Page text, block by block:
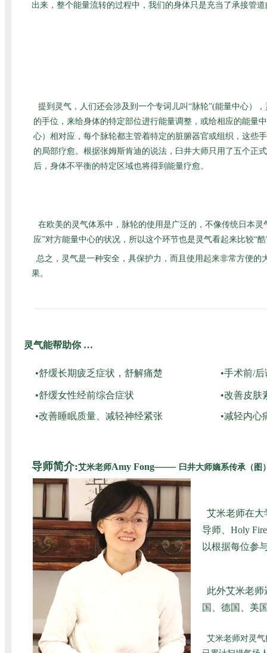
出来，整个能量流转的过程中，我们的身体只是充当了承接管
提到灵气，人们还会涉及到一个专词儿叫“脉轮”(能量中心）
的手位，来给身体的特定部位进行能量调整，或给相应的能量
心）相对应，每个脉轮都主管着特定的脏腑器官或组织，这些
的局部疗愈。根据张姆斯肯迪的说法，臼井大师只用了五个正
后，身体不平衡的特定区域也将得到能量疗愈。
在欧美的灵气体系中，脉轮的使用是广泛的，不像传统日本
应”对方能量中心的状况，所以这个环节也是灵气看起来比较“
总之，灵气是一种安全，具保护力，而且使用起来非常方便
果。
灵气能帮助你 …
•舒缓长期疲乏症状，舒解痛楚 •手术前/
•舒缓女性经前综合症状 •改善皮肤
•改善睡眠质量、减轻神经紧张 •减轻内心
导师简介:艾米老师Amy Fong—— 臼井大师嫡系传承（图
艾米老师在大
导师、Holy
以根据每位参
此外艾米老
国、德国、美
艾米老师对灵